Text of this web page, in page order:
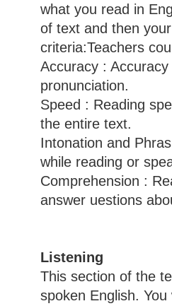
what you read in
of text and then
criteria:Teachers
Accuracy :
pronunciation.
Speed : Reading
the entire text.
Intonation and
while reading or
Comprehension :
answer uestions
Listening
This section of the
spoken English.